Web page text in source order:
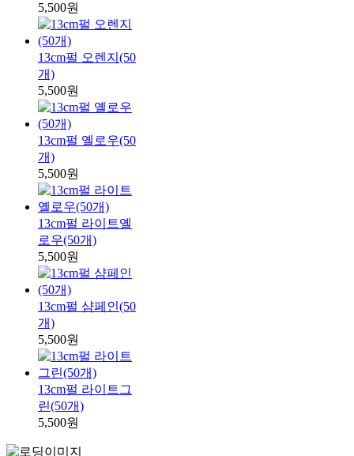
5,500원
13cm펄 오렌지(50
개)
5,500원
13cm펄 옐로우(50
개)
5,500원
13cm펄 라이트옐
로우(50개)
5,500원
13cm펄 샴페인(50
개)
5,500원
13cm펄 라이트그
린(50개)
5,500원